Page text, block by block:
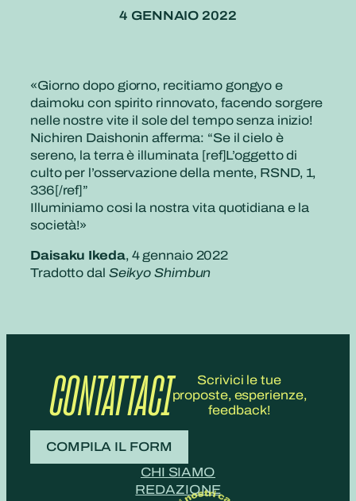
4 GENNAIO 2022
«Giorno dopo giorno, recitiamo gongyo e
daimoku con spirito rinnovato, facendo sorgere
nelle nostre vite il sole del tempo senza inizio!
Nichiren Daishonin afferma: “Se il cielo è
sereno, la terra è illuminata [ref]L’oggetto di
culto per l’osservazione della mente, RSND, 1,
336[/ref]”
Illuminiamo cosi la nostra vita quotidiana e la
società!»
Daisaku Ikeda, 4 gennaio 2022
Tradotto dal Seikyo Shimbun
CONTATTACI
Scrivici le tue
proposte, esperienze,
feedback!
COMPILA IL FORM
CHI SIAMO
REDAZIONE